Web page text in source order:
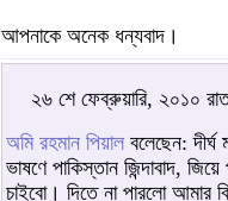
আপনাকে অনেক ধন্যবাদ।
২৬ শে ফেব্রুয়ারি, ২০১০
অমি রহমান পিয়াল বলেছেন:
ভাষণে পাকিস্তান জিন্দাবাদ,
চাইবো। দিতে না পারলো আমার